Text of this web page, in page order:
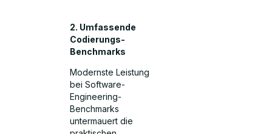
2. Umfassende
Codierungs-
Benchmarks
Modernste Leistung
bei Software-
Engineering-
Benchmarks
untermauert die